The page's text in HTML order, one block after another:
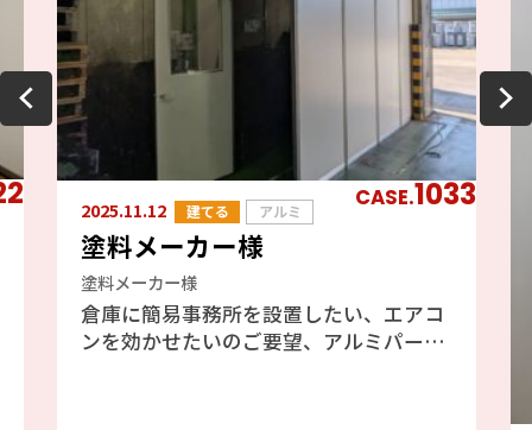
CASE.1033
2025.11.12 建てる アルミ
塗料メーカー様
塗料メーカー様
倉庫に簡易事務所を設置したい、エアコ
ンを効かせたいのご要望、アルミパーテ